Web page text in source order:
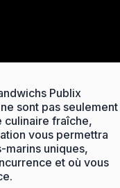
Publix
sont pas seulement
culinaire fraîche,
vous permettra
marins uniques,
et où vous